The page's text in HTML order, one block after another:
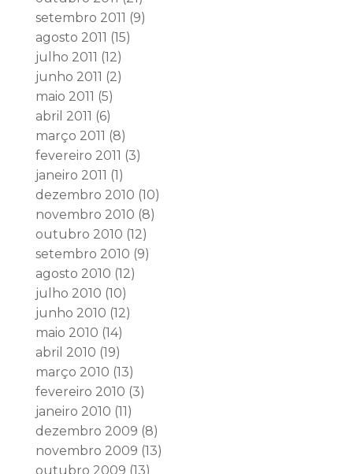
setembro 2011 (9)
agosto 2011 (15)
julho 2011 (12)
junho 2011 (2)
maio 2011 (5)
abril 2011 (6)
março 2011 (8)
fevereiro 2011 (3)
janeiro 2011 (1)
dezembro 2010 (10)
novembro 2010 (8)
outubro 2010 (12)
setembro 2010 (9)
agosto 2010 (12)
julho 2010 (10)
junho 2010 (12)
maio 2010 (14)
abril 2010 (19)
março 2010 (13)
fevereiro 2010 (3)
janeiro 2010 (11)
dezembro 2009 (8)
novembro 2009 (13)
outubro 2009 (13)